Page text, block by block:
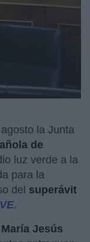
la Junta
de
luz verde a la
para la
del superávit
.
María Jesús